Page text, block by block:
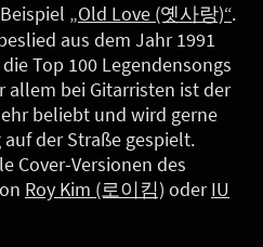
„Old Love (옛사랑)“.
aus dem Jahr 1991
Top 100 Legendensongs
allem bei Gitarristen ist der
beliebt und wird gerne
der Straße gespielt.
Cover-Versionen des
Roy Kim (로이킴) oderIU